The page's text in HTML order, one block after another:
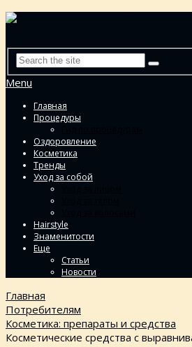
Menu
Главная
Процедуры
Оздоровление
Косметика
Тренды
Уход за собой
Hairstyle
Знаменитости
Еще
Статьи
Новости
Главная
Потребителям
Косметика: препараты и средства
Косметические средства с